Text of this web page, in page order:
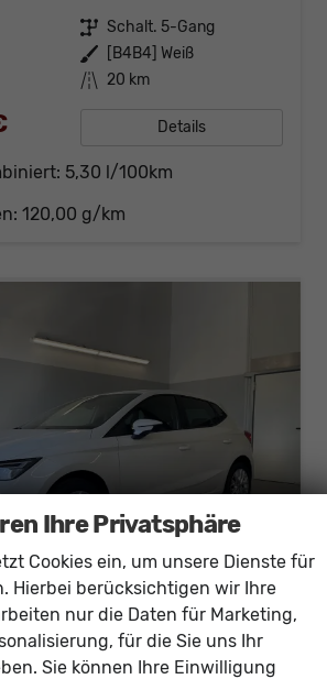
Getriebe Schalt. 5-Gang
Außenfarbe
[B4B4] Weiß
Kilometerstand 20 km
Details
5,30 l/100km
120,00 g/km
Style 80PS Voll-LED+Kessy+PDC+Alarm+Sitzheizung+Kamera+App-Connect
Ihre Privatsphäre
Cookies ein, um unsere Dienste für
Hierbei berücksichtigen wir Ihre
nur die Daten für Marketing,
für die Sie uns Ihr
Sie können Ihre Einwilligung